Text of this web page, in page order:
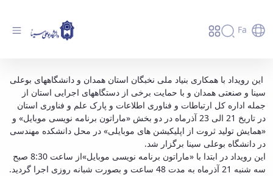
Fa
رویداد «تولید ثروت از اپلیکیشن های موبایلی» -
دانشگاه بوعلی سینا همدان
این رویداد با همکاری بنیاد ملی نخبگان استان همدان و دانشگاه­های بوعلی
سینا و صنعتی همدان و با حمایت برخی از دستگاه­های اجرایی استان از
جمله اداره کل ارتباطات و فناوری اطلاعات و پارک علم و فناوری استان
در تاریخ 21 الی 23 آذرماه در دو بخش «ماراتون برنامه نویسی موبایل» و
«همایش تولید ثروت از اپلیکیشن های موبایلی» در محل دانشکده مهندسی
در دانشگاه بوعلی سینا برگزار شد.
این رویداد در ابتدا با «ماراتون برنامه نویسی موبایل»از ساعت 8:30 صبح
سه شنبه 21 آذرماه به مدت 48 ساعت و بصورت شبانه روزی اجرا گردید.